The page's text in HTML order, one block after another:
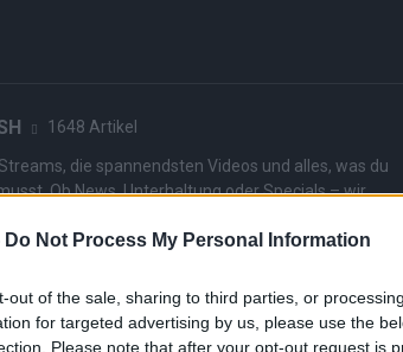
Do Not Process My Personal Information
out of the sale, sharing to third parties, or
for targeted advertising by us, please use the
Please note that after your opt-out request is
1648 Artikel
die spannendsten Videos und alles, was du
Ob News, Unterhaltung oder Specials – wir
Streams und Highlights extra für dich. Kein langes